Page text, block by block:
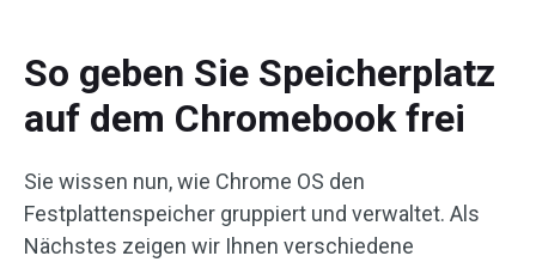
So geben Sie Speicherplatz
auf dem Chromebook frei
Sie wissen nun, wie Chrome OS den
Festplattenspeicher gruppiert und verwaltet. Als
Nächstes zeigen wir Ihnen verschiedene